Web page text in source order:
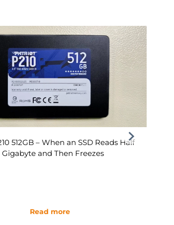
512GB – When an SSD Reads Half
Gigabyte and Then Freezes
Read more